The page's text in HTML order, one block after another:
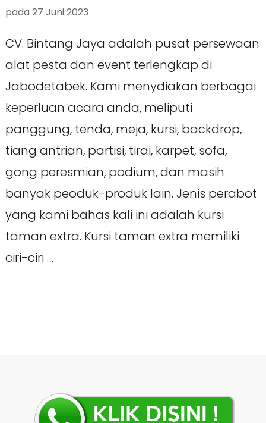
pada 27 Juni 2023
CV. Bintang Jaya adalah pusat persewaan
alat pesta dan event terlengkap di
Jabodetabek. Kami menydiakan berbagai
keperluan acara anda, meliputi
panggung, tenda, meja, kursi, backdrop,
tiang antrian, partisi, tirai, karpet, sofa,
gong peresmian, podium, dan masih
banyak peoduk-produk lain. Jenis perabot
yang kami bahas kali ini adalah kursi
taman extra. Kursi taman extra memiliki
ciri-ciri …